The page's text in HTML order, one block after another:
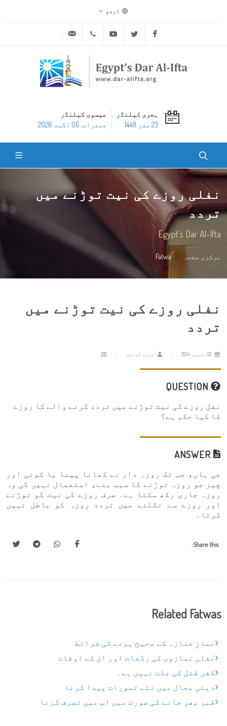
اردو
Facebook
Twitter
Youtube
ہجری کیلنڈر
23 صفر 1448
عیسوی کیلنڈر
جمعرات, 06 اگست 2026
نفلی روزے کی نیت توڑنے میں
تردد
Egypt's Dar Al-Ifta
مرکزی صفحہ Fatwa نفلی روزے کی نیت توڑنے میں تردد
نفلی روزے کی نیت توڑنے میں
تردد
فتویٰ کونسل
نفل روزے کی نیت توڑنے میں تردد کرنے والے کا روزے
کا کیا حکم ہے؟
جی ہاں، جب تک روزہ دار نے کھانا پینا یا کوئی اور
چیز جو روزہ توڑنے کا سبب بنے، استعمال نہیں کی وہ
روزہ جاری رکھ سکتا ہے۔ صرف روزے کی نیت کو توڑنے
اور روزے سے نکلنے میں تردد روزہ کو باطل نہیں
کرتا۔
Share this:
Related Fatwas
نمازِ جنازہ کے صحیح ہونے کی شرائط
نفلی نمازوں کی رکعات اور ان کے اوقات
کفر قتل کی علت نہیں ہے۔
دینی مجال میں نئے تصورات پیدا کرنا
قبر بھر جانے کی صورت میں اس میں تصرف کرنا